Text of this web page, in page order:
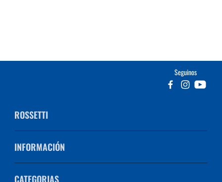
Seguinos
ROSSETTI
INFORMACIÓN
CATEGORIAS